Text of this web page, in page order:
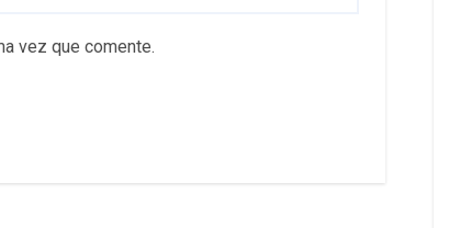
vez que comente.